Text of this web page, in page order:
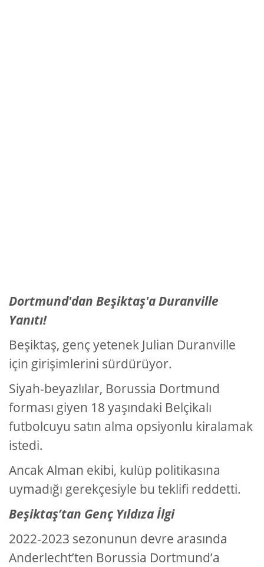
Dortmund'dan Beşiktaş'a Duranville
Yanıtı!
Beşiktaş, genç yetenek Julian Duranville
için girişimlerini sürdürüyor.
Siyah-beyazlılar, Borussia Dortmund
forması giyen 18 yaşındaki Belçikalı
futbolcuyu satın alma opsiyonlu kiralamak
istedi.
Ancak Alman ekibi, kulüp politikasına
uymadığı gerekçesiyle bu teklifi reddetti.
Beşiktaş’tan Genç Yıldıza İlgi
2022-2023 sezonunun devre arasında
Anderlecht’ten Borussia Dortmund’a